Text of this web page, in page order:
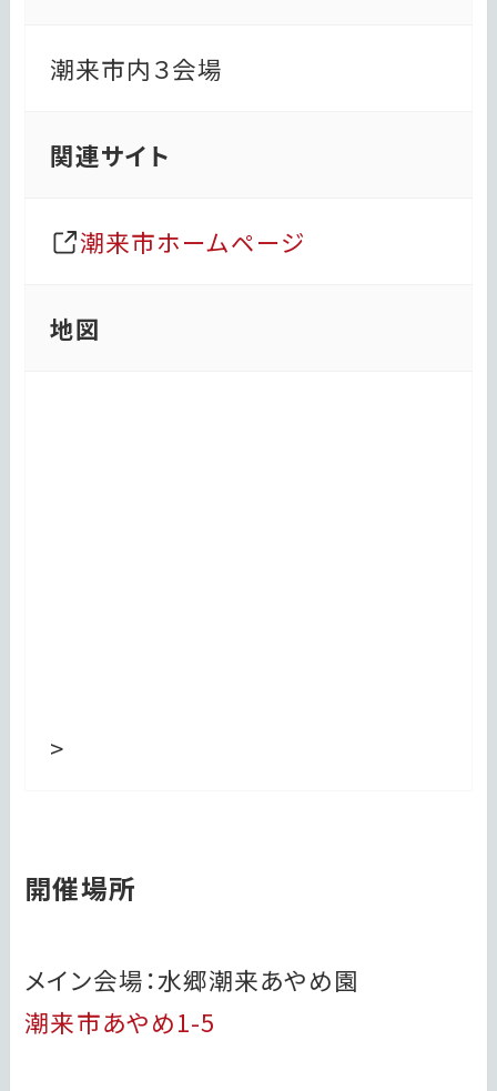
潮来市内３会場
関連サイト
潮来市ホームページ
地図
>
開催場所
メイン会場：水郷潮来あやめ園
潮来市あやめ1-5